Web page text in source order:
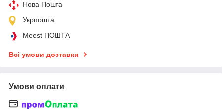
Нова Пошта
Укрпошта
Meest ПОШТА
Всі умови доставки
Умови оплати